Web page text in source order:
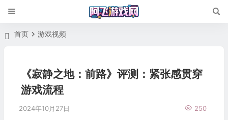
首页 游戏视频
《寂静之地：前路》评测：紧张感贯穿
游戏流程
2024年10月27日 250